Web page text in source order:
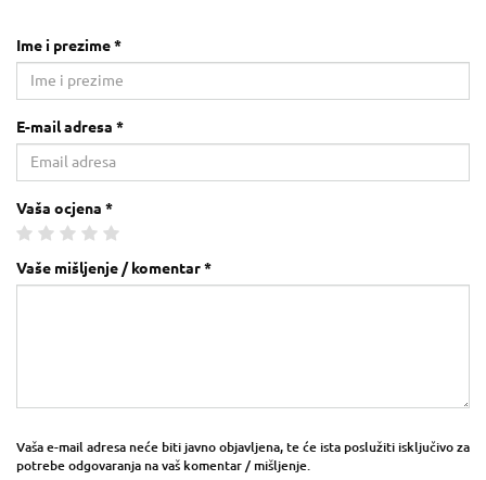
Ime i prezime *
E-mail adresa *
Vaša ocjena *
Vaše mišljenje / komentar *
Vaša e-mail adresa neće biti javno objavljena, te će ista poslužiti isključivo za
potrebe odgovaranja na vaš komentar / mišljenje.